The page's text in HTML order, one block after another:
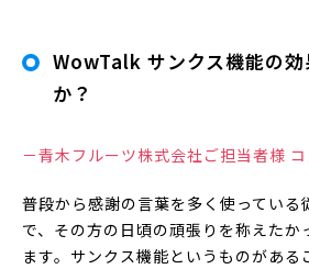
WowTalk サンクス機能の効
か？
－青木フルーツ株式会社ご担当者様 コ
普段から感謝の言葉を多く使っている
で、その方の日頃の頑張りを称えたか
ます。サンクス機能というものがある